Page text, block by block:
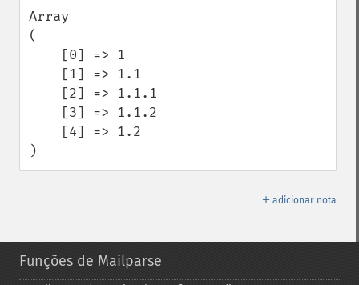
Array
(
)
＋ adicionar nota
Funções de Mailparse